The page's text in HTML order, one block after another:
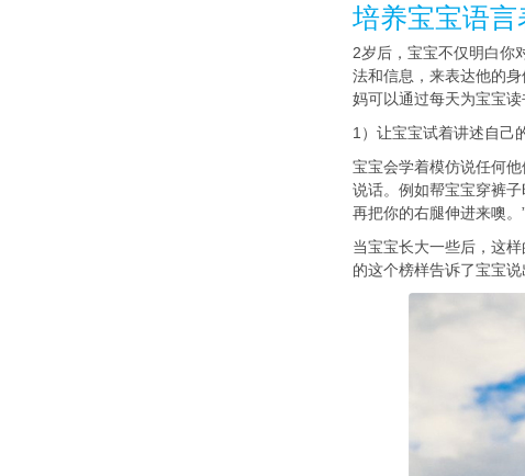
培养宝宝语言
2岁后，宝宝不仅明白你
法和信息，来表达他的
妈可以通过每天为宝宝
1）让宝宝试着讲述自己
宝宝会学着模仿说任何
说话。例如帮宝宝穿裤
再把你的右腿伸进来噢。
当宝宝长大一些后，这
的这个榜样告诉了宝宝说